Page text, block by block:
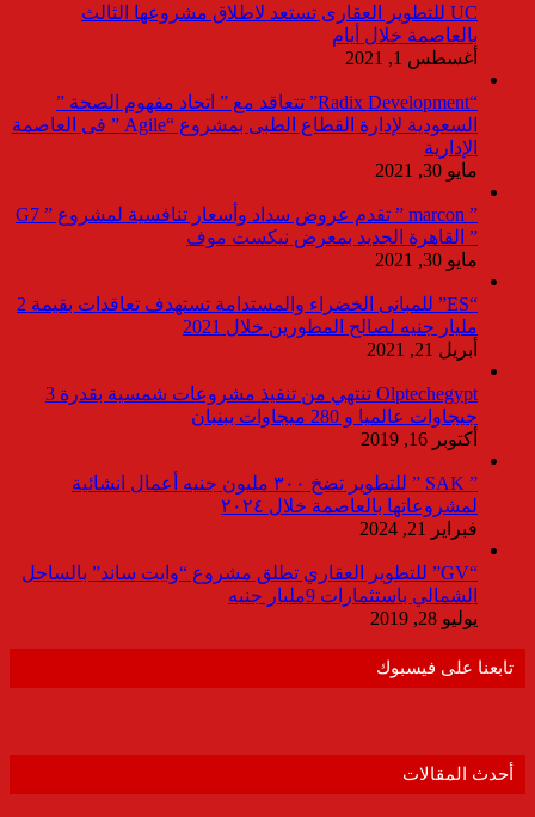
UC للتطوير العقارى تستعد لاطلاق مشروعها الثالث
بالعاصمة خلال أيام
أغسطس 1, 2021
“Radix Development” تتعاقد مع ” اتحاد مفهوم الصحة ”
السعودية لإدارة القطاع الطبى بمشروع “Agile ” فى العاصمة
الإدارية
مايو 30, 2021
” marcon ” تقدم عروض سداد وأسعار تنافسية لمشروع ” G7
” القاهرة الجديد بمعرض نيكست موف
مايو 30, 2021
“ES” للمبانى الخضراء والمستدامة تستهدف تعاقدات بقيمة 2
مليار جنيه لصالح المطورين خلال 2021
أبريل 21, 2021
Olptechegypt تنتهي من تنفيذ مشروعات شمسية بقدرة 3
جيجاوات عالميا و 280 ميجاوات ببنبان
أكتوبر 16, 2019
” SAK ” للتطوير تضخ ٣٠٠ مليون جنيه أعمال انشائية
لمشروعاتها بالعاصمة خلال ٢٠٢٤
فبراير 21, 2024
“GV” للتطوير العقاري تطلق مشروع “وايت ساند” بالساحل
الشمالي باستثمارات 9مليار جنيه
يوليو 28, 2019
تابعنا على فيسبوك
أحدث المقالات